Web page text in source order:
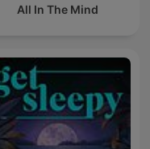
All In The Mind